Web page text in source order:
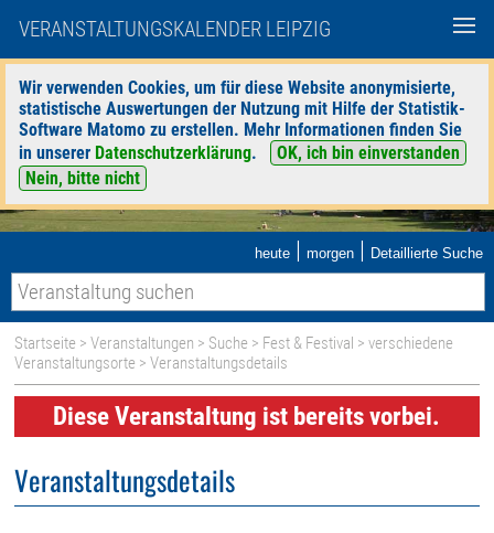
VERANSTALTUNGSKALENDER LEIPZIG
Wir verwenden Cookies, um für diese Website anonymisierte,
statistische Auswertungen der Nutzung mit Hilfe der Statistik-
Software Matomo zu erstellen. Mehr Informationen finden Sie
in unserer Datenschutzerklärung.
OK, ich bin einverstanden
Nein, bitte nicht
heute | morgen | Detaillierte Suche
Startseite >Veranstaltungen > Suche > Fest & Festival >verschiedene
Veranstaltungsorte > Veranstaltungsdetails
Diese Veranstaltung ist bereits vorbei.
Veranstaltungsdetails